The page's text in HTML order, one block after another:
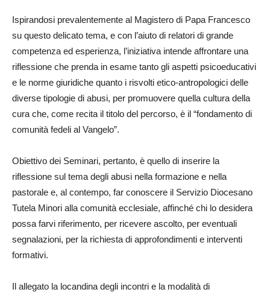
Ispirandosi prevalentemente al Magistero di Papa Francesco
su questo delicato tema, e con l’aiuto di relatori di grande
competenza ed esperienza, l’iniziativa intende affrontare una
riflessione che prenda in esame tanto gli aspetti psicoeducativi
e le norme giuridiche quanto i risvolti etico-antropologici delle
diverse tipologie di abusi, per promuovere quella cultura della
cura che, come recita il titolo del percorso, è il “fondamento di
comunità fedeli al Vangelo”.
Obiettivo dei Seminari, pertanto, è quello di inserire la
riflessione sul tema degli abusi nella formazione e nella
pastorale e, al contempo, far conoscere il Servizio Diocesano
Tutela Minori alla comunità ecclesiale, affinché chi lo desidera
possa farvi riferimento, per ricevere ascolto, per eventuali
segnalazioni, per la richiesta di approfondimenti e interventi
formativi.
Il allegato la locandina degli incontri e la modalità di